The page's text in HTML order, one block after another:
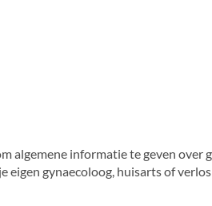
algemene informatie te geven
eigen gynaecoloog, huisarts of